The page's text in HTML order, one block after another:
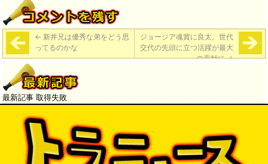
← 新井兄は優秀な弟をどう思
ってるのかな
ジョージア魂賞に良太。世代
交代の先頭に立つ活躍が最大
の貢献に→
最新記事 取得失敗